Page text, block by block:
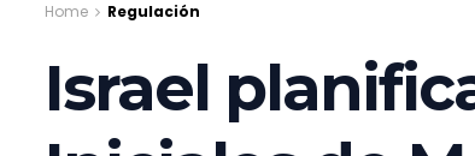
Home Regulación
Israel